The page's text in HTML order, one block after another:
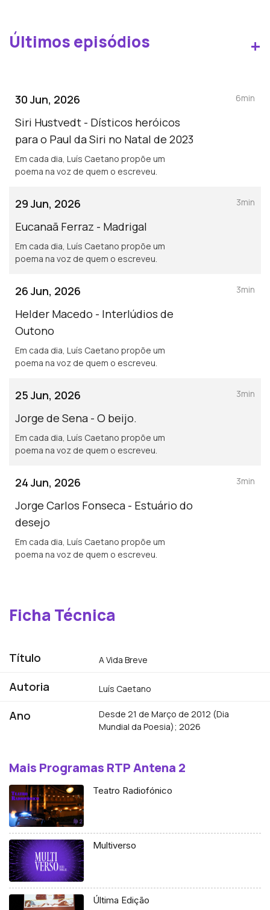
Últimos episódios +
30 Jun, 2026
Siri Hustvedt - Dísticos heróicos
para o Paul da Siri no Natal de 2023
Em cada dia, Luís Caetano propõe um
poema na voz de quem o escreveu.
6min
29 Jun, 2026
Eucanaã Ferraz - Madrigal
Em cada dia, Luís Caetano propõe um
poema na voz de quem o escreveu.
3min
26 Jun, 2026
Helder Macedo - Interlúdios de
Outono
Em cada dia, Luís Caetano propõe um
poema na voz de quem o escreveu.
3min
25 Jun, 2026
Jorge de Sena - O beijo.
Em cada dia, Luís Caetano propõe um
poema na voz de quem o escreveu.
3min
24 Jun, 2026
Jorge Carlos Fonseca - Estuário do
desejo
Em cada dia, Luís Caetano propõe um
poema na voz de quem o escreveu.
3min
Ficha Técnica
Título A Vida Breve
Autoria Luís Caetano
Ano
Desde 21 de Março de 2012 (Dia
Mundial da Poesia); 2026
Mais Programas RTP Antena 2
Teatro Radiofónico
Multiverso
Última Edição